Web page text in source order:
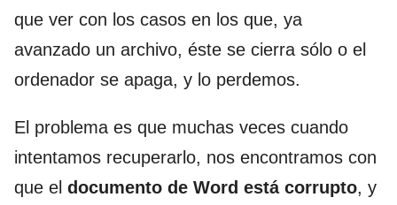
que ver con los casos en los que, ya
avanzado un archivo, éste se cierra sólo o el
ordenador se apaga, y lo perdemos.
El problema es que muchas veces cuando
intentamos recuperarlo, nos encontramos con
que el documento de Word está corrupto, y